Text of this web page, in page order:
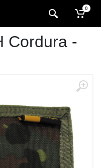
0
Cordura -